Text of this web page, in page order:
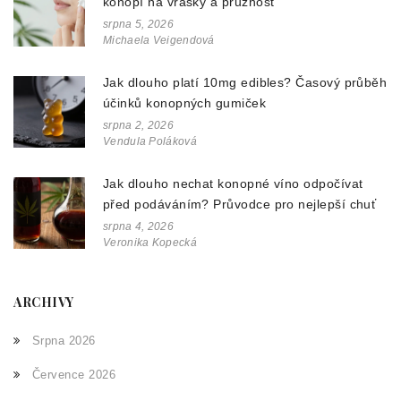
srpna 5, 2026
Michaela Veigendová
Jak dlouho platí 10mg edibles? Časový průběh
účinků konopných gumiček
srpna 2, 2026
Vendula Poláková
Jak dlouho nechat konopné víno odpočívat
před podáváním? Průvodce pro nejlepší chuť
srpna 4, 2026
Veronika Kopecká
ARCHIVY
Srpna 2026
Července 2026